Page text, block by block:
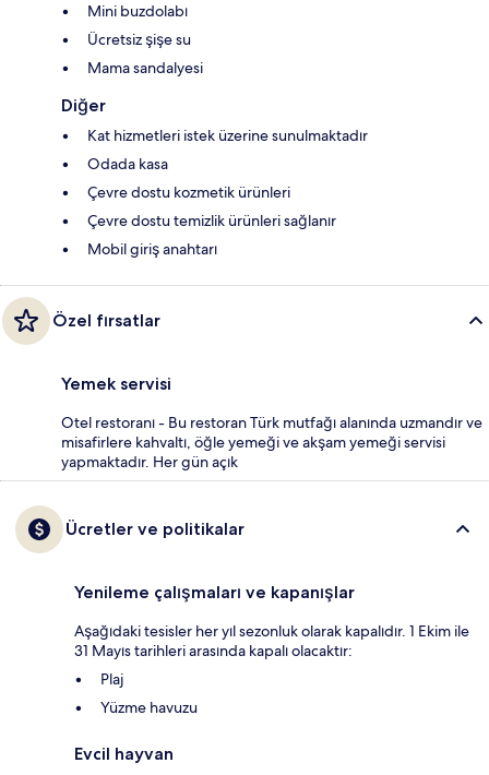
Mini buzdolabı
Ücretsiz şişe su
Mama sandalyesi
Diğer
Kat hizmetleri istek üzerine sunulmaktadır
Odada kasa
Çevre dostu kozmetik ürünleri
Çevre dostu temizlik ürünleri sağlanır
Mobil giriş anahtarı
Özel fırsatlar
Yemek servisi
Otel restoranı - Bu restoran Türk mutfağı alanında uzmandır ve
misafirlere kahvaltı, öğle yemeği ve akşam yemeği servisi
yapmaktadır. Her gün açık
Ücretler ve politikalar
Yenileme çalışmaları ve kapanışlar
Aşağıdaki tesisler her yıl sezonluk olarak kapalıdır. 1 Ekim ile
31 Mayıs tarihleri arasında kapalı olacaktır:
Plaj
Yüzme havuzu
Evcil hayvan